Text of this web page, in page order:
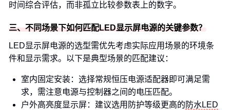
时间综合评估，而非孤立比较参数表上的数字。
三、不同场景下如何匹配LED显示屏电源的关键参数？
LED显示屏电源的选型需优先考虑实际应用场景的环境条
件和显示需求。以下是典型场景的匹配建议：
室内固定安装：选择常规恒压电源适配器即可满足需
求，需注意电源与控制器之间的电压匹配。
户外高亮度显示屏：建议选用防护等级更高的 防水LED